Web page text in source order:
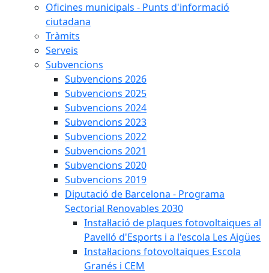
Oficines municipals - Punts d'informació
ciutadana
Tràmits
Serveis
Subvencions
Subvencions 2026
Subvencions 2025
Subvencions 2024
Subvencions 2023
Subvencions 2022
Subvencions 2021
Subvencions 2020
Subvencions 2019
Diputació de Barcelona - Programa
Sectorial Renovables 2030
Instal·lació de plaques fotovoltaiques al
Pavelló d'Esports i a l'escola Les Aigües
Instal·lacions fotovoltaiques Escola
Granés i CEM